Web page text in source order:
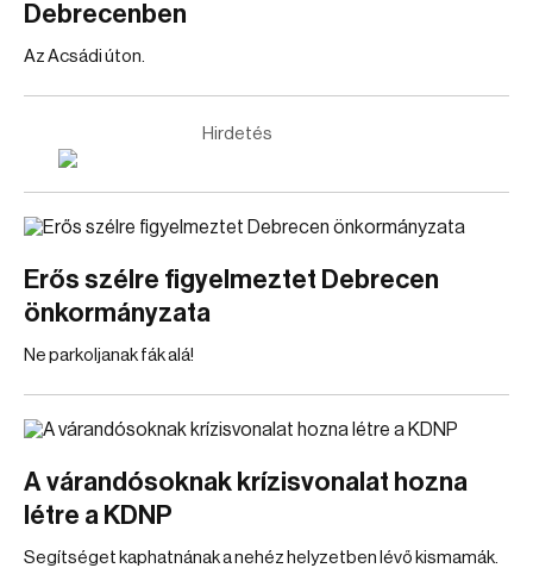
Debrecenben
Az Acsádi úton.
Hirdetés
Erős szélre figyelmeztet Debrecen
önkormányzata
Ne parkoljanak fák alá!
A várandósoknak krízisvonalat hozna
létre a KDNP
Segítséget kaphatnának a nehéz helyzetben lévő kismamák.